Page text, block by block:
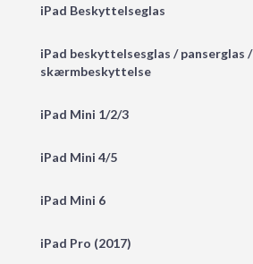
iPad Beskyttelseglas
iPad beskyttelsesglas / panserglas /
skærmbeskyttelse
iPad Mini 1/2/3
iPad Mini 4/5
iPad Mini 6
iPad Pro (2017)